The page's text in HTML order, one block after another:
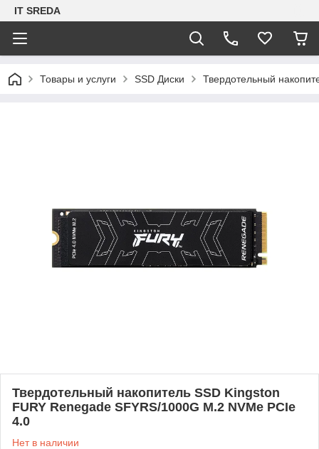
IT SREDA
Товары и услуги SSD Диски Твердотельный
Твердотельный накопитель SSD Kingston
FURY Renegade SFYRS/1000G M.2 NVMe PCIe
4.0
Нет в наличии